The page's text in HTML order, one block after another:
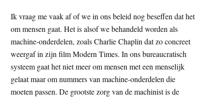
i
t
e
z
e
s
i
t
e
Ik vraag me vaak af of we in ons beleid nog beseffen dat het
om mensen gaat. Het is alsof we behandeld worden als
machine-onderdelen, zoals Charlie Chaplin dat zo concreet
weergaf in zijn film Modern Times. In ons bureaucratisch
systeem gaat het niet meer om mensen met een menselijk
gelaat maar om nummers van machine-onderdelen die
moeten passen. De grootste zorg van de machinist is de